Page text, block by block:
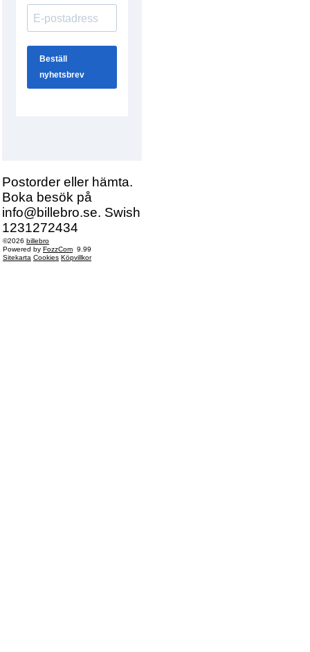
Postorder eller hämta.
Boka besök på
info@billebro.se. Swish
1231272434
©2026 billebro
Powered by FozzCom 9.99
Sitekarta Cookies Köpvillkor